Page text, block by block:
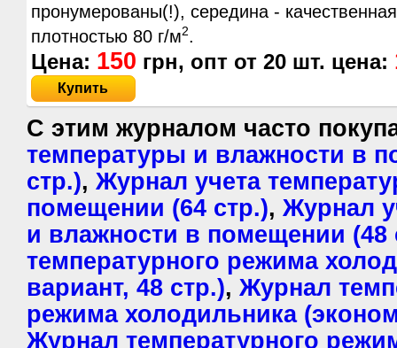
пронумерованы(!), середина -
плотностью 80 г/м2.
Цена: 150 грн, опт от 20 шт. цена:
Купить
С этим журналом часто
температуры и влажности в
стр.), Журнал учета
помещении (64 стр.), Журнал
и влажности в помещении (48
температурного режима
вариант, 48 стр.), Журнал
режима холодильника
Журнал температурного